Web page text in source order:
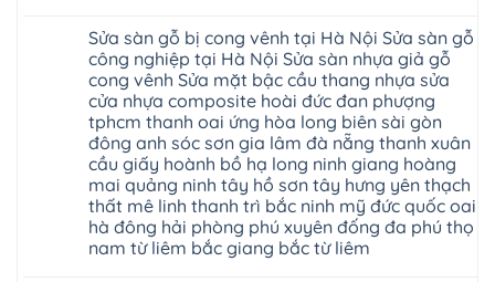
4mm
6mm
8mm
10mm
12mm
tại
nhà
Ziccos
Flortex
Wilson
black
Hobi
wood
Glotex
Kosmos
Hobi
sửa
chữa
Sửa
sàn
nhựa
giả
gỗ
hèm
khóa
giá
rẻ
4mm
6mm
8mm
10mm
12mm
chịu
bình
luận
ở
Sửa
sàn
gỗ
bị
ngấm
nước
tại
Hà
Nội
Sửa
sàn
công
Sửa sàn gỗ bị cong vênh tại Hà Nội Sửa sàn gỗ
công nghiệp tại Hà Nội Sửa sàn nhựa giả gỗ
cong vênh Sửa mặt bậc cầu thang nhựa sửa
cửa nhựa composite hoài đức đan phượng
tphcm thanh oai ứng hòa long biên sài gòn
đông anh sóc sơn gia lâm đà nẵng thanh xuân
cầu giấy hoành bồ hạ long ninh giang hoàng
mai quảng ninh tây hồ sơn tây hưng yên thạch
thất mê linh thanh trì bắc ninh mỹ đức quốc oai
hà đông hải phòng phú xuyên đống đa phú thọ
nam từ liêm bắc giang bắc từ liêm